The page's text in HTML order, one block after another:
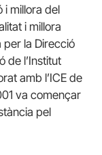
i millora del
i millora
per la Direcció
de l’Institut
amb l’ICE de
va començar
pel